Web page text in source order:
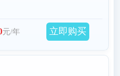
元/年 立即购买